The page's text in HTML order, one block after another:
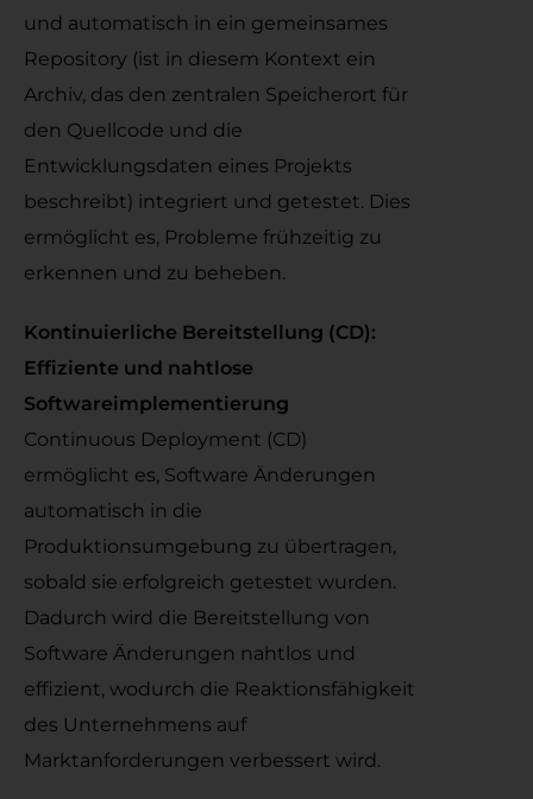
und automatisch in ein gemeinsames
Repository (ist in diesem Kontext ein
Archiv, das den zentralen Speicherort für
den Quellcode und die
Entwicklungsdaten eines Projekts
beschreibt) integriert und getestet. Dies
ermöglicht es, Probleme frühzeitig zu
erkennen und zu beheben.
Kontinuierliche Bereitstellung (CD):
Effiziente und nahtlose
Softwareimplementierung
Continuous Deployment (CD)
ermöglicht es, Software Änderungen
automatisch in die
Produktionsumgebung zu übertragen,
sobald sie erfolgreich getestet wurden.
Dadurch wird die Bereitstellung von
Software Änderungen nahtlos und
effizient, wodurch die Reaktionsfähigkeit
des Unternehmens auf
Marktanforderungen verbessert wird.